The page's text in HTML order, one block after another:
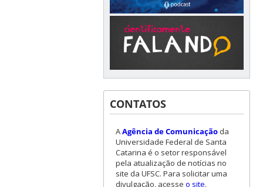
CONTATOS
AAgência de Comunicaçãoda
Universidade Federal de Santa
Catarina é o setor responsável
pela atualização de notícias no
site da UFSC. Para solicitar uma
divulgação, acesse o site.